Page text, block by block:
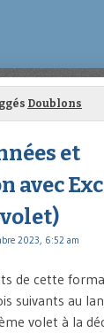
Doublons
et
avec
volet)
2023, 6:52 am
de cette
suivants au
volet à la